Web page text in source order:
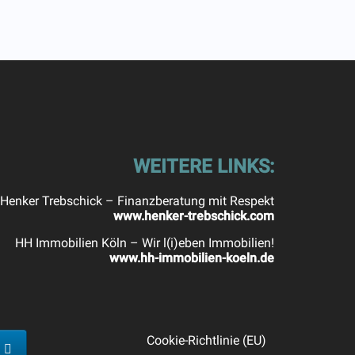
WEITERE LINKS:
Henker Trebschick – Finanzberatung mit Respekt
www.henker-trebschick.com
HH Immobilien Köln – Wir l(i)eben Immobilien!
www.hh-immobilien-koeln.de
Cookie-Richtlinie (EU)